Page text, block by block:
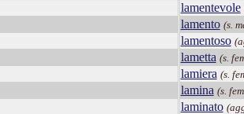
lamentevole
lamento (s.
lamentoso
lametta (s.
lamiera (s.
lamina (s.
laminato